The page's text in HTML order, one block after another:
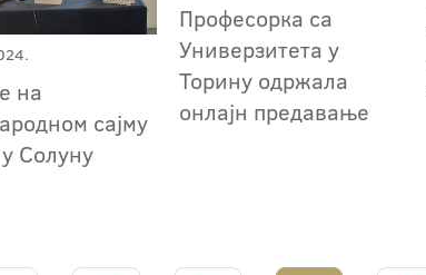
на
сајму
Солуну
Професорка са
Универзитета у
Торину одржала
онлајн предавање